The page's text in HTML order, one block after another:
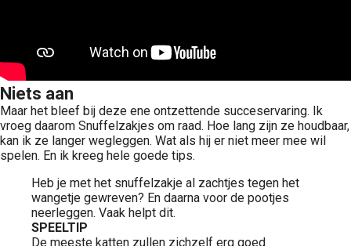
Niets aan
Maar het bleef bij deze ene ontzettende succeservaring. Ik
vroeg daarom Snuffelzakjes om raad. Hoe lang zijn ze houdbaar,
kan ik ze langer wegleggen. Wat als hij er niet meer mee wil
spelen. En ik kreeg hele goede tips.
Heb je met het snuffelzakje al zachtjes tegen het
wangetje gewreven? En daarna voor de pootjes
neerleggen. Vaak helpt dit.
SPEELTIP
De meeste katten zullen zichzelf erg goed